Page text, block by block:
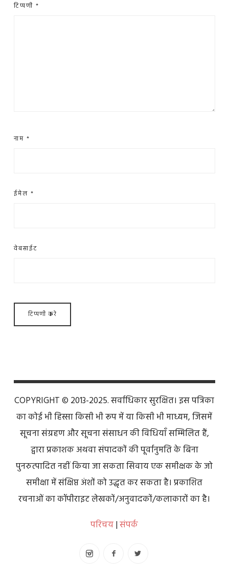
टिप्पणी *
नाम *
ईमेल *
वेबसाईट
COPYRIGHT © 2013-2025. सर्वाधिकार सुरक्षित। इस पत्रिका
का कोई भी हिस्सा किसी भी रूप में या किसी भी माध्यम, जिसमें
सूचना संग्रहण और सूचना संसाधन की विधियाँ सम्मिलित हैं,
द्वारा प्रकाशक अथवा संपादकों की पूर्वानुमति के बिना
पुनरुत्पादित नहीं किया जा सकता सिवाय एक समीक्षक के जो
समीक्षा में संक्षिप्त अंशों को उद्धृत कर सकता है। प्रकाशित
रचनाओं का कॉपीराइट लेखकों/अनुवादकों/कलाकारों का है।
परिचय|संपर्क